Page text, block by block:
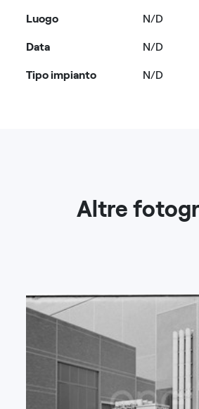
Luogo
Data
Tipo impianto
N/D
N/D
N/D
Altre